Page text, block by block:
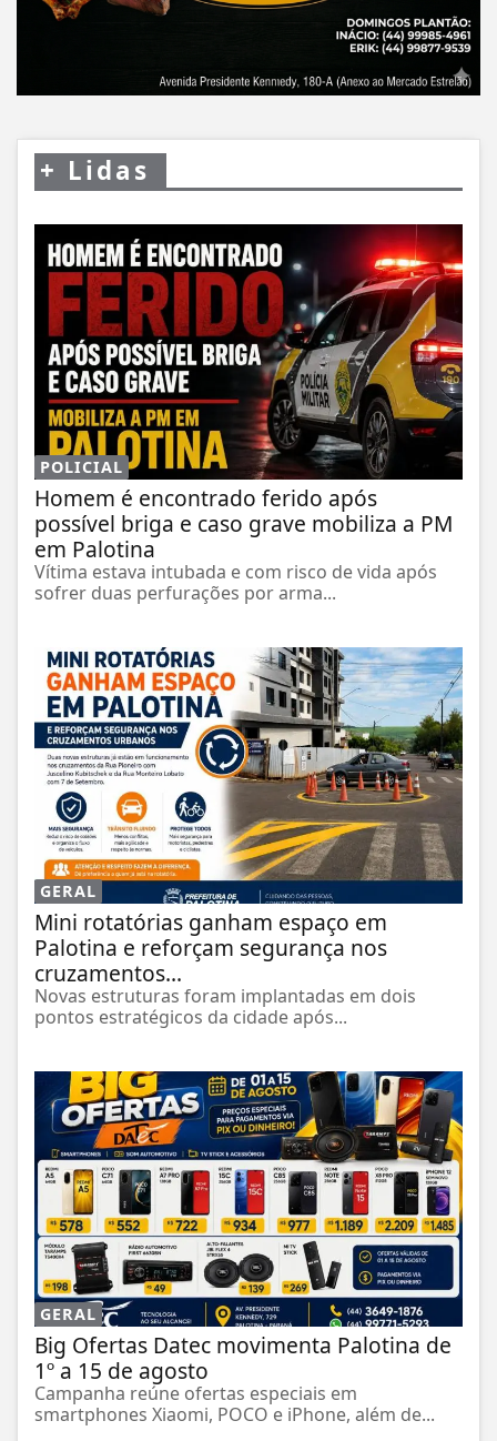
+ Lidas
POLICIAL
Homem é encontrado ferido após
possível briga e caso grave mobiliza a PM
em Palotina
Vítima estava intubada e com risco de vida após
sofrer duas perfurações por arma...
GERAL
Mini rotatórias ganham espaço em
Palotina e reforçam segurança nos
cruzamentos...
Novas estruturas foram implantadas em dois
pontos estratégicos da cidade após...
GERAL
Big Ofertas Datec movimenta Palotina de
1º a 15 de agosto
Campanha reúne ofertas especiais em
smartphones Xiaomi, POCO e iPhone, além de...